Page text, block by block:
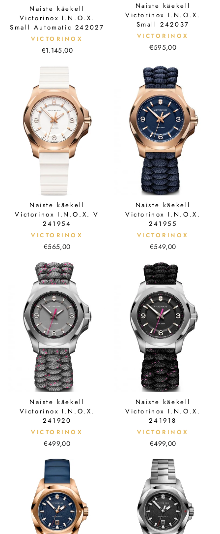
Naiste käekell
Victorinox I.N.O.X.
Small Automatic 242027
VICTORINOX
€1.145,00
Naiste käekell
Victorinox I.N.O.X.
Small 242037
VICTORINOX
€595,00
Naiste käekell
Victorinox I.N.O.X. V
241954
VICTORINOX
€565,00
Naiste käekell
Victorinox I.N.O.X.
241955
VICTORINOX
€549,00
Naiste käekell
Victorinox I.N.O.X.
241920
VICTORINOX
€499,00
Naiste käekell
Victorinox I.N.O.X.
241918
VICTORINOX
€499,00